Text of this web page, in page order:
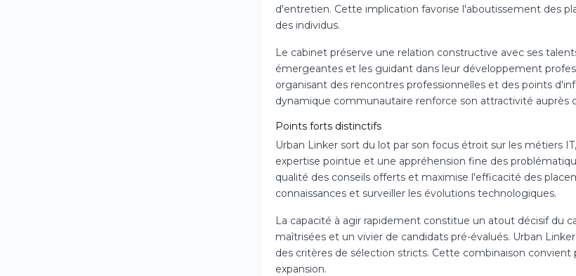
d'entretien. Cette implication favorise l'aboutissement des
des individus.
Le cabinet préserve une relation constructive avec ses
émergeantes et les guidant dans leur développement
organisant des rencontres professionnelles et des points
dynamique communautaire renforce son attractivité auprès
Points forts distinctifs
Urban Linker sort du lot par son focus étroit sur les métiers
expertise pointue et une appréhension fine des
qualité des conseils offerts et maximise l'efficacité des
connaissances et surveiller les évolutions technologiques.
La capacité à agir rapidement constitue un atout décisif du
maîtrisées et un vivier de candidats pré-évalués. Urban
des critères de sélection stricts. Cette combinaison
expansion.